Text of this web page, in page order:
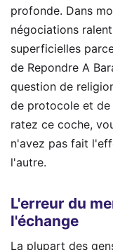
profonde. Dans
négociations
superficielles
de Repondre A
question de
de protocole et de
ratez ce coche,
n'avez pas fait
l'autre.
L'erreur du
l'échange
La plupart des